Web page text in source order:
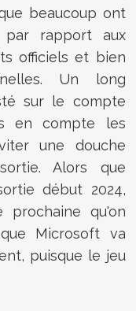
beaucoup ont
rapport aux
officiels et bien
Un long
sur le compte
en compte les
une douche
Alors que
début 2024,
prochaine qu'on
Microsoft va
puisque le jeu